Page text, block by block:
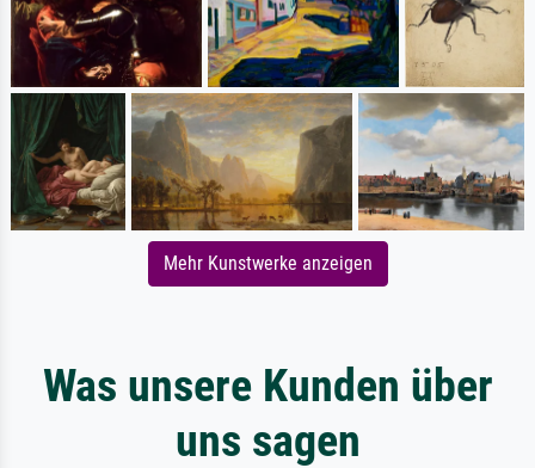
Mehr Kunstwerke anzeigen
Was unsere Kunden über
uns sagen